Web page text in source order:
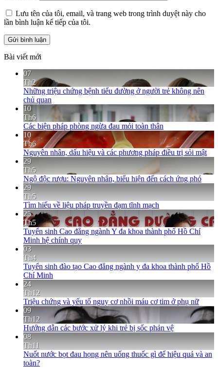
Lưu tên của tôi, email, và trang web trong trình duyệt này cho
lần bình luận kế tiếp của tôi.
Bài viết mới
07
Th2
Những triệu chứng bệnh tiểu đường ở người trẻ không nên
chủ quan
10
Th6
Các biện pháp phòng ngừa đau mỏi toàn thân
10
Th6
Nguyên nhân, dấu hiệu và các phương pháp điều trị sỏi mật
29
Th5
Ngộ độc rượu: Nguyên nhân, biểu hiện đến cách ứng phó
29
Th5
Tìm hiểu về liệu pháp truyền đạm tĩnh mạch
25
Th5
Tuyển sinh Cao đẳng ngành Y đa khoa thành phố Hồ Chí
Minh hệ chính quy
03
Th4
Tuyển sinh đào tạo Cao đẳng ngành y đa khoa thành phố Hồ
Chí Minh
24
Th12
Triệu chứng và yếu tố nguy cơ nhồi máu cơ tim ở phụ nữ
09
Th12
Hướng dẫn các bước xử lý khi trẻ bị sốc phản vệ
08
Th11
Nuốt nước bọt đau họng nên uống thuốc gì để hiệu quả và an
toàn?